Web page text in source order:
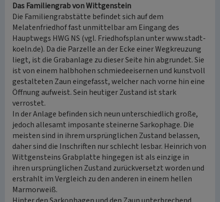
Das Familiengrab von Wittgenstein
Die Familiengrabstätte befindet sich auf dem
Melatenfriedhof fast unmittelbar am Eingang des
Hauptwegs HWG NS (vgl. Friedhofsplan unter www.stadt-
koeln.de). Da die Parzelle an der Ecke einer Wegkreuzung
liegt, ist die Grabanlage zu dieser Seite hin abgrundet. Sie
ist von einem halbhohen schmiedeeisernen und kunstvoll
gestalteten Zaun eingefasst, welcher nach vorne hin eine
Öffnung aufweist. Sein heutiger Zustand ist stark
verrostet.
In der Anlage befinden sich neun unterschiedlich große,
jedoch allesamt imposante steinerne Sarkophage. Die
meisten sind in ihrem ursprünglichen Zustand belassen,
daher sind die Inschriften nur schlecht lesbar. Heinrich von
Wittgensteins Grabplatte hingegen ist als einzige in
ihren ursprünglichen Zustand zurückversetzt worden und
erstrahlt im Vergleich zu den anderen in einem hellen
Marmorweiß.